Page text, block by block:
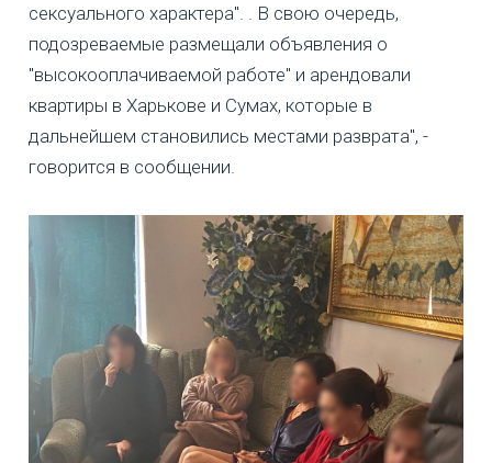
сексуального характера". . В свою очередь,
подозреваемые размещали объявления о
"высокооплачиваемой работе" и арендовали
квартиры в Харькове и Сумах, которые в
дальнейшем становились местами разврата", -
говорится в сообщении.